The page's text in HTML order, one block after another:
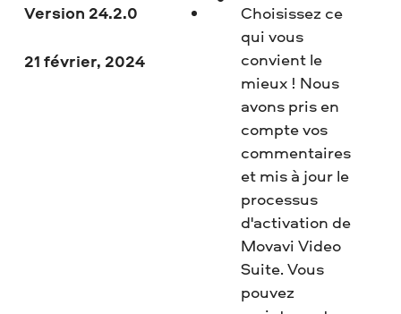
Version 24.2.0
21 février, 2024
Choisissez ce
qui vous
convient le
mieux ! Nous
avons pris en
compte vos
commentaires
et mis à jour le
processus
d'activation de
Movavi Video
Suite. Vous
pouvez